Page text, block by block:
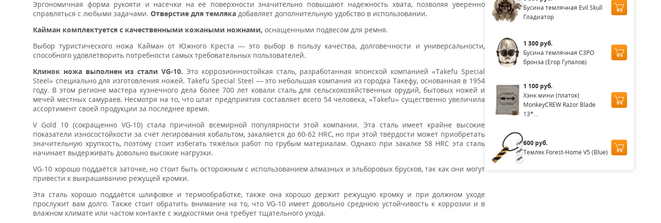
Эргономичная форма рукояти и насечки на её поверхности значительно повышают надежность хвата, позволяя уверенно
справляться с любыми задачами. Отверстие для темляка добавляет дополнительную удобство в использовании.
Кайман комплектуется с качественными кожаными ножнами, оснащенными подвесом для ремня.
Выбор туристического ножа Кайман от Южного Креста — это выбор в пользу качества, долговечности и универсальности,
способного удовлетворить потребности самых требовательных пользователей.
Клинок ножа выполнен из стали VG-10. Это коррозионностойкая сталь, разработанная японской компанией «Takefu Special
Steel» специально для изготовления ножей. Takefu Special Steel — это небольшая компания из городка Такефу, основанная в 1954
году. В этом регионе мастера кузнечного дела более 700 лет ковали сталь для сельскохозяйственных орудий, бытовых ножей и
мечей местных самураев. Несмотря на то, что штат предприятия составляет всего 54 человека, «Takefu» существенно увеличила
ассортимент своей продукции за последнее время.
V Gold 10 (сокращенно VG-10) стала причиной всемирной популярности этой компании. Эта сталь имеет крайне высокие
показатели износостойкости за счёт легирования кобальтом, закаляется до 60-62 HRC, но при этой твёрдости может приобретать
значительную хрупкость, поэтому стоит избегать тяжёлых работ по грубым материалам. Однако при закалке 58 HRC эта сталь
начинает выдерживать довольно высокие нагрузки.
VG-10 хорошо поддаётся заточке, но стоит быть осторожным с использованием алмазных и эльборовых брусков, так как они могут
привести к выкрашиванию режущей кромки.
Эта сталь хорошо поддаётся шлифовке и термообработке, также она хорошо держит режущую кромку и при должном уходе
прослужит вам долго. Также стоит обратить внимание на то, что VG-10 имеет довольно среднюю устойчивость к коррозии и в
влажном климате или частом контакте с жидкостями она требует тщательного ухода.
Бусина темлячная Evil Skull
Гладиатор
1 300 руб.
Бусина темлячная C3PO
бронза (Егор Гупалов)
1 100 руб.
Хэнк мини (платок)
MonkeyCREW Razor Blade
13*...
600 руб.
Темляк Forest-Home V5 (Blue)